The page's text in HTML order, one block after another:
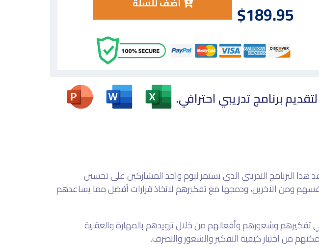
$189.95
برنامج تدريبي احترافي.
البرنامج التدريبي الذي يستمر ليوم واحد المشاركين على تحسين
ومن الآخرين، ودمجها مع تفكيرهم لاتخاذ قرارات أفضل مما يساعدهم
في تفكيرهم وشعورهم وأفعالهم من خلال تزويدهم بالمهارة والعقلية
من اختيار كيفية التفكير والشعور والتصرف.